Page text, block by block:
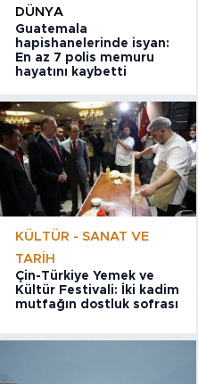
DÜNYA
Guatemala
hapishanelerinde isyan:
En az 7 polis memuru
hayatını kaybetti
KÜLTÜR - SANAT VE
TARIH
Çin-Türkiye Yemek ve
Kültür Festivali: İki kadim
mutfağın dostluk sofrası